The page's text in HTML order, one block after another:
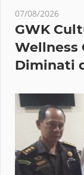
07/08/2026
GWK
Wellness
Diminati